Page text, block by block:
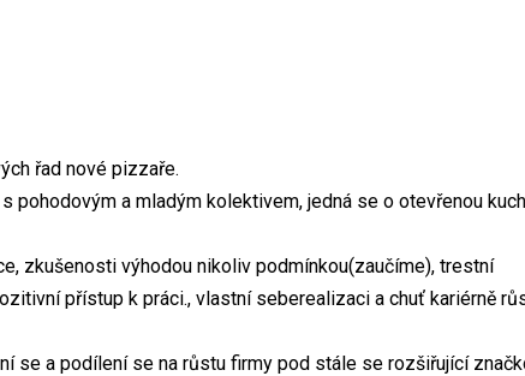
řad nové pizzaře.
pohodovým a mladým kolektivem, jedná se o otevřenou
zkušenosti výhodou nikoliv podmínkou(zaučíme), trestní
přístup k práci., vlastní seberealizaci a chuť kariérně
se a podílení se na růstu firmy pod stále se rozšiřující